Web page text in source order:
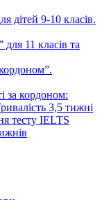
дітей 9-10 класів.
11 класів та
за кордоном:
3,5 тижні
тесту IELTS